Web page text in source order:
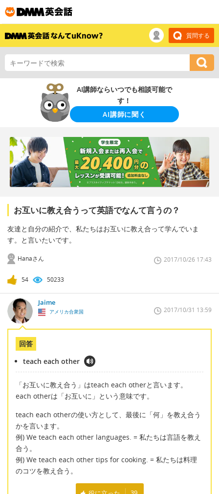
質問する
AI講師ならいつでも相談可能で
す！
AI講師に聞く
お互いに教え合うって英語でなんて言うの？
友達と自分の紹介で、私たちはお互いに教え合って学んでいま
す。と言いたいです。
Hanaさん 2017/10/26 17:43
54 50233
Jaime
アメリカ合衆国 2017/10/31 13:59
回答
teach each other
「お互いに教え合う」はteach each otherと言います。
each otherは「お互いに」という意味です。
teach each otherの使い方として、最後に「何」を教え合う
かを言います。
例) We teach each other languages. = 私たちは言語を教え
合う。
例) We teach each other tips for cooking. = 私たちは料理
のコツを教え合う。